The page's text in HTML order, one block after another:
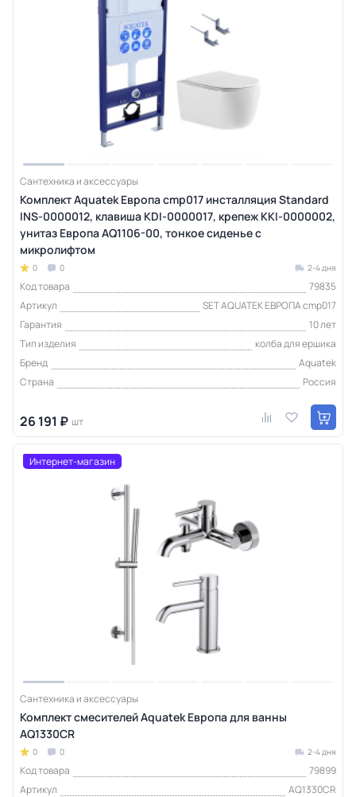
Сантехника и аксессуары
Комплект Aquatek Европа cmp017 инсталляция Standard
INS-0000012, клавиша KDI-0000017, крепеж KKI-0000002,
унитаз Европа AQ1106-00, тонкое сиденье с
микролифтом
0 0 2-4 дня
Код товара
79835
Артикул
SET AQUATEK ЕВРОПА cmp017
Гарантия
10 лет
Тип изделия
колба для ершика
Бренд
Aquatek
Страна
Россия
26 191 ₽ шт
Интернет-магазин
Сантехника и аксессуары
Комплект смесителей Aquatek Европа для ванны
AQ1330CR
0 0 2-4 дня
Код товара
79899
Артикул
AQ1330CR